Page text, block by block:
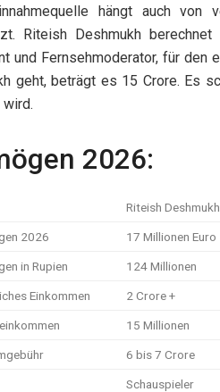
hängt auch von
Riteish Deshmukh
und Fernsehmoderator, für den
geht, beträgt es 15 Crore. Es
2026:
Riteish Deshmukh
2026 17 Millionen Euro
in Rupien 124 Millionen
Einkommen 2 Crore +
15 Millionen
6 bis 7 Crore
Schauspieler